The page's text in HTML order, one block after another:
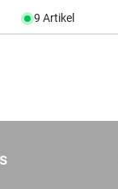
9 Artikel